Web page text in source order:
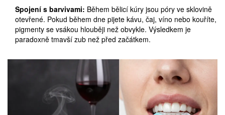
Spojení s barvivami: Během bělicí kúry jsou póry ve sklovině
otevřené. Pokud během dne pijete kávu, čaj, víno nebo kouříte,
pigmenty se vsákou hlouběji než obvykle. Výsledkem je
paradoxně tmavší zub než před začátkem.